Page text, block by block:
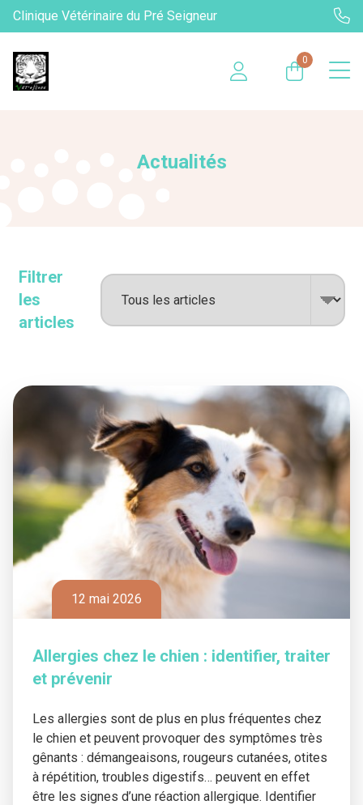
Clinique Vétérinaire du Pré Seigneur
0
Actualités
Filtrer
les
articles
12 mai 2026
Allergies chez le chien : identifier, traiter
et prévenir
Les allergies sont de plus en plus fréquentes chez
le chien et peuvent provoquer des symptômes très
gênants : démangeaisons, rougeurs cutanées, otites
à répétition, troubles digestifs… peuvent en effet
être les signes d’une réaction allergique. Identifier